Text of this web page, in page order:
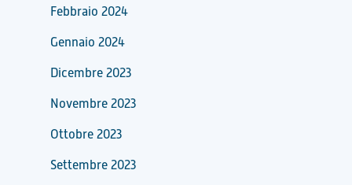
Febbraio 2024
Gennaio 2024
Dicembre 2023
Novembre 2023
Ottobre 2023
Settembre 2023